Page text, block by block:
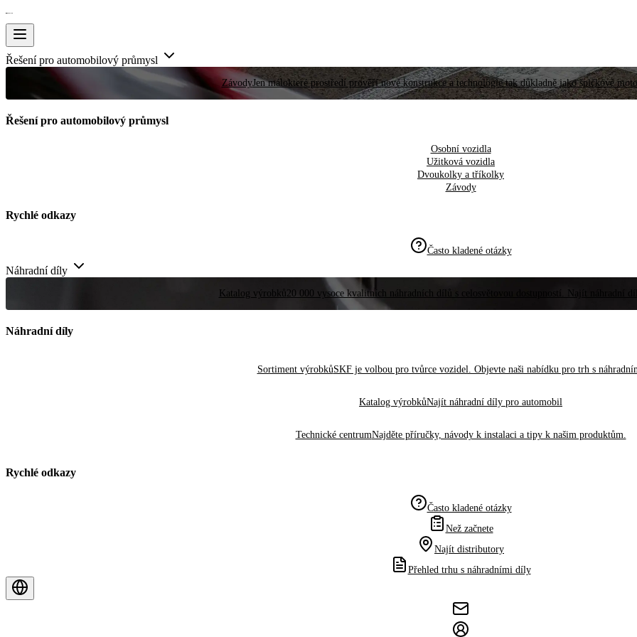
Řešení pro automobilový průmysl
ZávodyJen málokteré prostředí prověří nové konstrukce a technologie tak důkladně jako špičkové
Řešení pro automobilový průmysl
Osobní vozidla
Užitková vozidla
Dvoukolky a tříkolky
Závody
Rychlé odkazy
Často kladené otázky
Náhradní díly
Katalog výrobků20 000 vysoce kvalitních náhradních dílů s celosvětovou dostupností. Najít náhradní
Náhradní díly
Sortiment výrobkůSKF je volbou pro tvůrce vozidel. Objevte naši nabídku pro trh s
Katalog výrobkůNajít náhradní díly pro automobil
Technické centrumNajděte příručky, návody k instalaci a tipy k našim produktům.
Rychlé odkazy
Často kladené otázky
Než začnete
Najít distributory
Přehled trhu s náhradními díly